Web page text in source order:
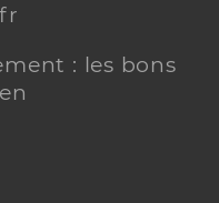
: les bons